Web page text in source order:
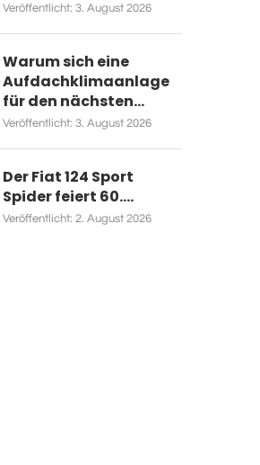
Veröffentlicht: 3. August 2026
Warum sich eine
Aufdachklimaanlage
für den nächsten...
Veröffentlicht: 3. August 2026
Der Fiat 124 Sport
Spider feiert 60....
Veröffentlicht: 2. August 2026